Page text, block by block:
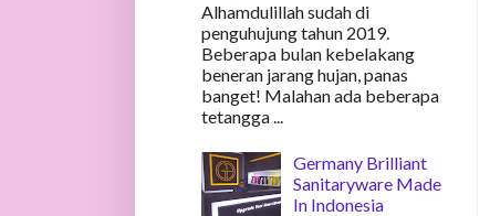
Alhamdulillah sudah di
penguhujung tahun 2019.
Beberapa bulan kebelakang
beneran jarang hujan, panas
banget! Malahan ada beberapa
tetangga ...
Germany Brilliant
Sanitaryware Made
In Indonesia